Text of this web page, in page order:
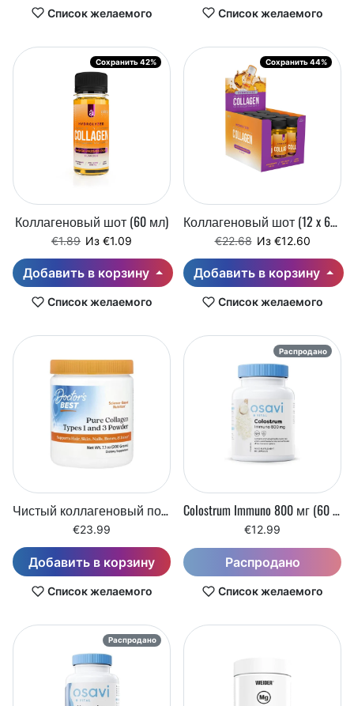
Список желаемого Список желаемого
Сохранить 42%
Коллагеновый шот (60 мл)
Регулярная цена
€1.89 Цена со скидкой
Из €1.09
Добавить в корзину
Список желаемого
Сохранить 44%
Коллагеновый шот (12 x 60 мл)
Регулярная цена
€22.68 Цена со скидкой
Из €12.60
Добавить в корзину
Список желаемого
Чистый коллагеновый порошок 1-го и 3-го типа (200 г)
€23.99
Добавить в корзину
Список желаемого
Распродано
Colostrum Immuno 800 мг (60 капсул)
€12.99
Распродано
Список желаемого
Распродано